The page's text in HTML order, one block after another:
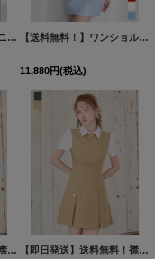
襟付きフロントジップデニムタイトミニドレス/キャバドレス【XS-Mサイズ/1カラー】[OF01]【SB】dzmuAG 【送料無料！】ワンショルミニドレス/タイト/胸元隠し/背中見せ/ビジュー/ミニドレス/キャバドレス【XS-Mサイズ/3カラー】[OF03-X] 【YN】dzj
11,880円(税込)
【即日発送】送料無料！襟付き/フロントジップ/半袖/スーツ生地/プリーツ/Aライン/バイカラー/ミニドレス/キャバドレス【S-Mサイズ/2カラー】[OF01]【SB】dzwuIA 【即日発送】送料無料！襟付き/フロントジップ/半袖/スーツ生地/プリーツ/Aライン/バイカラー/ミニドレス/キャバドレス【S-Mサイズ/2カラー】[OF01]【SB】dzwuIA